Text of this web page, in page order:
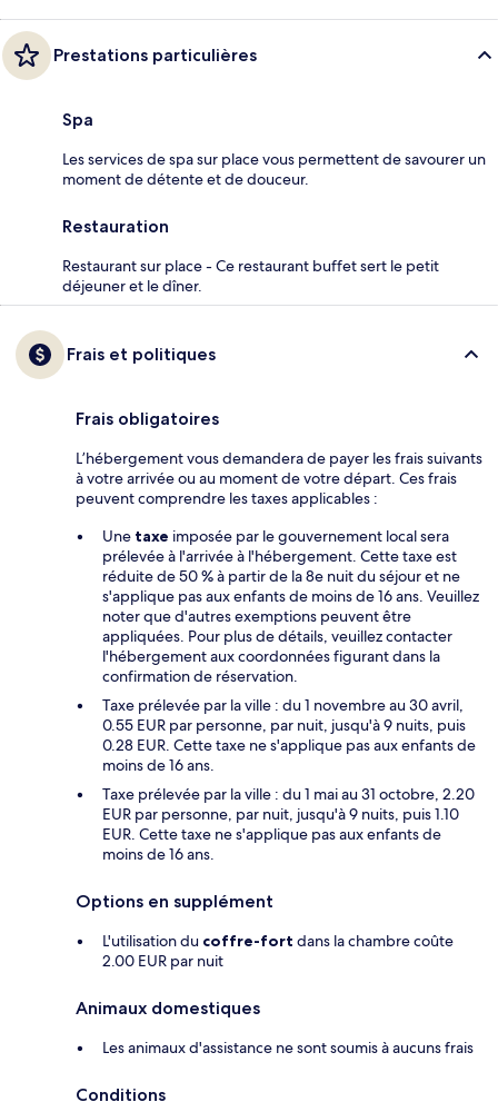
Prestations particulières
Spa
Les services de spa sur place vous permettent de savourer un
moment de détente et de douceur.
Restauration
Restaurant sur place - Ce restaurant buffet sert le petit
déjeuner et le dîner.
Frais et politiques
Frais obligatoires
L’hébergement vous demandera de payer les frais suivants
à votre arrivée ou au moment de votre départ. Ces frais
peuvent comprendre les taxes applicables :
Une taxe imposée par le gouvernement local sera
prélevée à l'arrivée à l'hébergement. Cette taxe est
réduite de 50 % à partir de la 8e nuit du séjour et ne
s'applique pas aux enfants de moins de 16 ans. Veuillez
noter que d'autres exemptions peuvent être
appliquées. Pour plus de détails, veuillez contacter
l'hébergement aux coordonnées figurant dans la
confirmation de réservation.
Taxe prélevée par la ville : du 1 novembre au 30 avril,
0.55 EUR par personne, par nuit, jusqu'à 9 nuits, puis
0.28 EUR. Cette taxe ne s'applique pas aux enfants de
moins de 16 ans.
Taxe prélevée par la ville : du 1 mai au 31 octobre, 2.20
EUR par personne, par nuit, jusqu'à 9 nuits, puis 1.10
EUR. Cette taxe ne s'applique pas aux enfants de
moins de 16 ans.
Options en supplément
L'utilisation du coffre-fort dans la chambre coûte
2.00 EUR par nuit
Animaux domestiques
Les animaux d'assistance ne sont soumis à aucuns frais
Conditions